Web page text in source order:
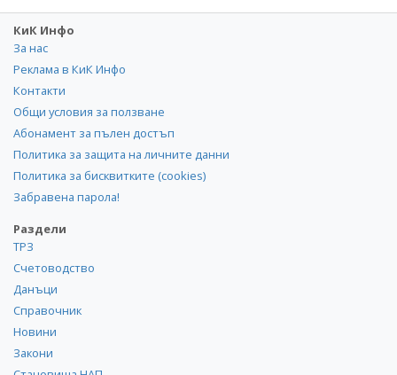
КиК Инфо
За нас
Реклама в КиК Инфо
Контакти
Общи условия за ползване
Абонамент за пълен достъп
Политика за защита на личните данни
Политика за бисквитките (cookies)
Забравена парола!
Раздели
ТРЗ
Счетоводство
Данъци
Справочник
Новини
Закони